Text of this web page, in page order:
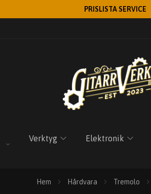
PRISLISTA SERVICE
Verktyg Elektronik
Hem Hårdvara Tremolo